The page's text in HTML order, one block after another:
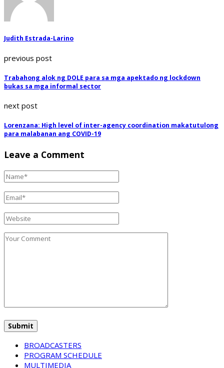
Judith Estrada-Larino
previous post
Trabahong alok ng DOLE para sa mga apektado ng lockdown
bukas sa mga informal sector
next post
Lorenzana: High level of inter-agency coordination makatutulong
para malabanan ang COVID-19
Leave a Comment
BROADCASTERS
PROGRAM SCHEDULE
MULTIMEDIA